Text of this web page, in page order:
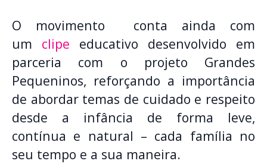
O movimento conta ainda com
um clipe educativo desenvolvido em
parceria com o projeto Grandes
Pequeninos, reforçando a importância
de abordar temas de cuidado e respeito
desde a infância de forma leve,
contínua e natural – cada família no
seu tempo e a sua maneira.